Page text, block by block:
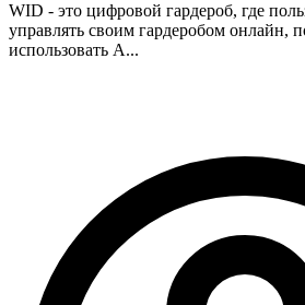
WID - это цифровой гардероб, где
управлять своим гардеробом онлайн,
использовать A...